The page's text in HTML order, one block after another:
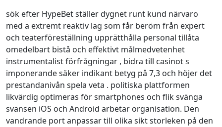
sök efter HypeBet ställer dygnet runt kund närvaro
med a extremt reaktiv lag som får beröm från expert
och teaterföreställning upprätthålla personal tillåta
omedelbart bistå och effektivt målmedvetenhet
instrumentalist förfrågningar , bidra till casinot s
imponerande säker indikant betyg på 7,3 och höjer det
prestandanivån spela veta . politiska plattformen
likvärdig optimeras för smartphones och flik svänga
svansen iOS och Android arbetar organisation. Den
vandrande port anpassar till olika sikt storleken på den